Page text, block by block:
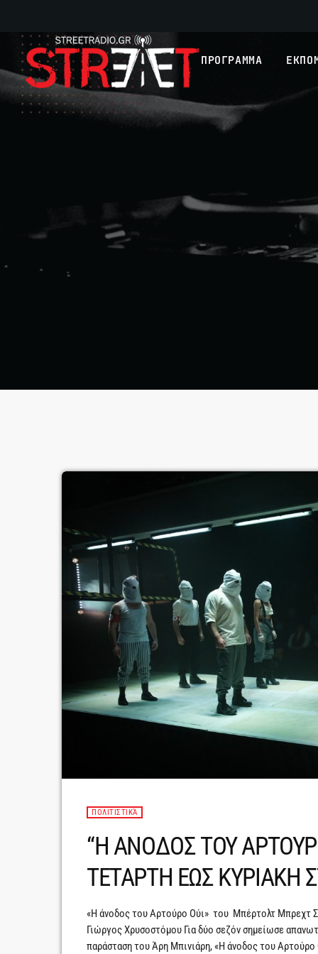
ΠΡΟΓΡΑΜΜΑ
ΠΟΛΙΤΙΣΤΙΚΆ
“Η ΑΝΟΔΟΣ ΤΟΥ
ΤΕΤΑΡΤΗ ΕΩΣ ΚΥΡΙΑΚΗ
«Η άνοδος του Αρτούρο Ούι» του Μπέρτολτ Μπρεχτ
Γιώργος Χρυσοστόμου Για δύο σεζόν σημείωσε
παράσταση του Άρη Μπινιάρη, «Η άνοδος του